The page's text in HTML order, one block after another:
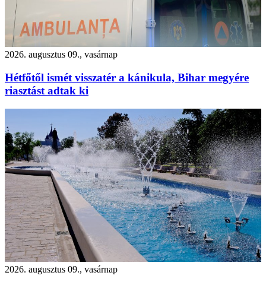
2026. augusztus 09., vasárnap
Hétfőtől ismét visszatér a kánikula, Bihar megyére
riasztást adtak ki
2026. augusztus 09., vasárnap